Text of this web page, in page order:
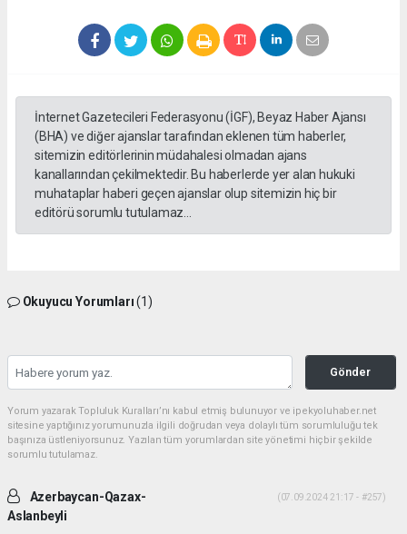
İnternet Gazetecileri Federasyonu (İGF), Beyaz Haber Ajansı
(BHA) ve diğer ajanslar tarafından eklenen tüm haberler,
sitemizin editörlerinin müdahalesi olmadan ajans
kanallarından çekilmektedir. Bu haberlerde yer alan hukuki
muhataplar haberi geçen ajanslar olup sitemizin hiç bir
editörü sorumlu tutulamaz...
Okuyucu Yorumları(1)
Gönder
Yorum yazarak Topluluk Kuralları’nı kabul etmiş bulunuyor ve ipekyoluhaber.net
sitesine yaptığınız yorumunuzla ilgili doğrudan veya dolaylı tüm sorumluluğu tek
başınıza üstleniyorsunuz. Yazılan tüm yorumlardan site yönetimi hiçbir şekilde
sorumlu tutulamaz.
Azerbaycan-Qazax-
Aslanbeyli
(07.09.2024 21:17 - #257)